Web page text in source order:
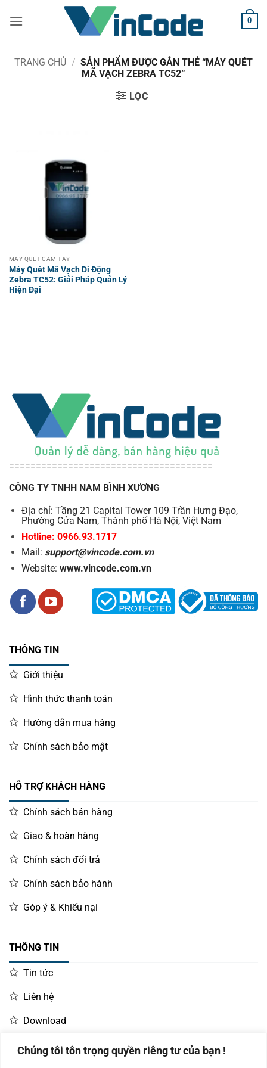
Chúng tôi tôn trọng quyền riêng tư của bạn !
qua
0
TRANG CHỦ / SẢN PHẨM ĐƯỢC GẮN THẺ “MÁY QUÉT
MÃ VẠCH ZEBRA TC52”
LỌC
MÁY QUÉT CẦM TAY
Máy Quét Mã Vạch Di Động
Zebra TC52: Giải Pháp Quản Lý
Hiện Đại
======================================
CÔNG TY TNHH NAM BÌNH XƯƠNG
Địa chỉ: Tầng 21 Capital Tower 109 Trần Hưng Đạo,
Phường Cửa Nam, Thành phố Hà Nội, Việt Nam
Hotline: 0966.93.1717
Mail: support@vincode.com.vn
Website: www.vincode.com.vn
THÔNG TIN
Giới thiệu
Hình thức thanh toán
Hướng dẫn mua hàng
Chính sách bảo mật
HỖ TRỢ KHÁCH HÀNG
Chính sách bán hàng
Giao & hoàn hàng
Chính sách đổi trả
Chính sách bảo hành
Góp ý & Khiếu nại
THÔNG TIN
Tin tức
Liên hệ
Download
LIÊN HỆ MUA HÀNG